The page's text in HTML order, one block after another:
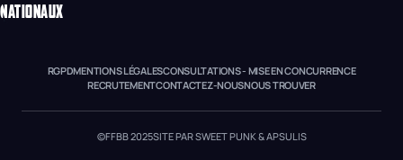
NATIONAUX
RGPDMENTIONS LÉGALESCONSULTATIONS - MISE EN CONCURRENCE
RECRUTEMENTCONTACTEZ-NOUSNOUS TROUVER
©FFBB 2025SITE PAR SWEET PUNK & APSULIS